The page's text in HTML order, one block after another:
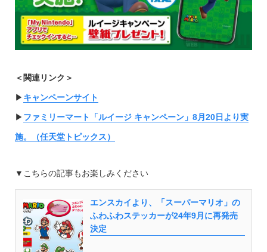
＜関連リンク＞
▶︎ キャンペーンサイト
▶︎ ファミリーマート「ルイージ キャンペーン」8月20日より実
施。（任天堂トピックス）
▼こちらの記事もお楽しみください
エンスカイより、「スーパーマリオ」の
ふわふわステッカーが24年9月に再発売
決定